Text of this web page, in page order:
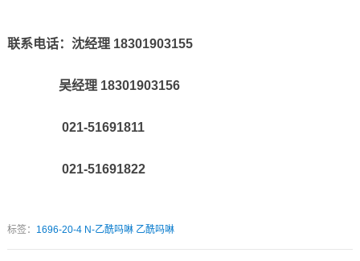
联系电话：沈经理 18301903155
吴经理 18301903156
021-51691811
021-51691822
标签： 1696-20-4 N-乙酰吗啉 乙酰吗啉